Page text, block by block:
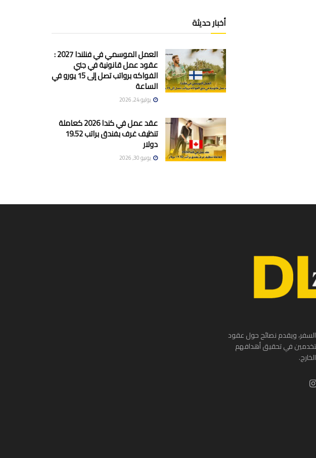
أخبار حديثة
العمل الموسمي في فنلندا 2027 :
عقود عمل قانونية في جني
الفواكه برواتب تصل إلى 15 يورو في
الساعة
يوليو 24, 2026
عقد عمل في كندا 2026 كعاملة
تنظيف غرف بفندق براتب 19.52
دولار
يونيو 30, 2026
ويقدم نصائح حول عقود
في تحقيق أهدافهم